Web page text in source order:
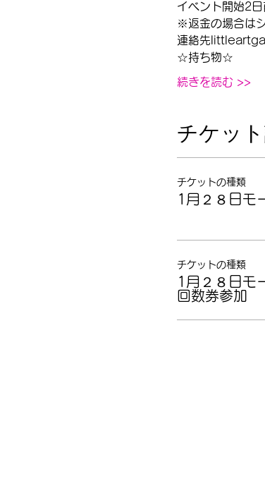
イベント開始2
※返金の場合は
連絡先
☆持ち物☆
続きを読む >>
チケッ
チケットの種類
1月２８日モ
チケットの種類
1月２８日モ
回数券参加